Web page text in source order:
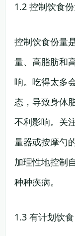
1.2 控制饮食
控制饮食份量
量、高脂肪和
响。吃得太多
态，导致身体
不利影响。关
量器或按摩勺
加理性地控制
种种疾病。
1.3 有计划饮食